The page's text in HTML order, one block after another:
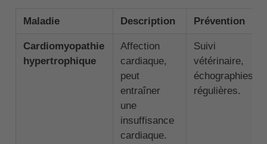
Maladie Description Prévention
Cardiomyopathie
hypertrophique
Affection
cardiaque,
peut
entraîner
une
insuffisance
cardiaque.
Suivi
vétérinaire,
échographies
régulières.